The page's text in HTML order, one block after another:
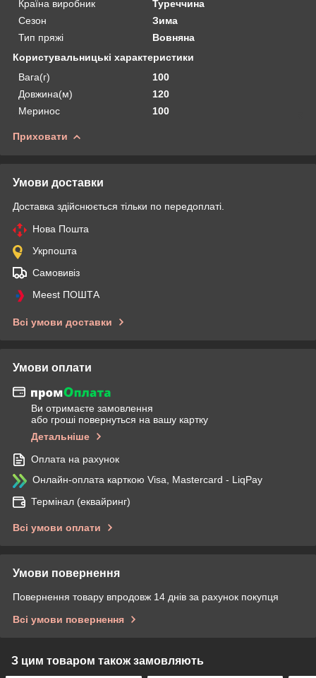
Країна виробник
Туреччина
Сезон
Зима
Тип пряжі
Вовняна
Користувальницькі характеристики
Вага(г)
100
Довжина(м)
120
Меринос
100
Приховати
Умови доставки
Доставка здійснюється тільки по передоплаті.
Нова Пошта
Укрпошта
Самовивіз
Meest ПОШТА
Всі умови доставки
Умови оплати
Ви отримаєте замовлення
або гроші повернуться на вашу картку
Детальніше
Оплата на рахунок
Онлайн-оплата карткою Visa, Mastercard - LiqPay
Термінал (еквайринг)
Всі умови оплати
Умови повернення
Повернення товару впродовж 14 днів за рахунок покупця
Всі умови повернення
З цим товаром також замовляють